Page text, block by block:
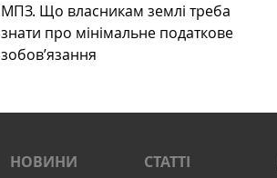
МПЗ. Що власникам землі треба
знати про мінімальне податкове
зобов’язання
НОВИНИ СТАТТІ